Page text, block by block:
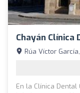
Chayán Clínica
Rúa Víctor
En la Clínica Dental